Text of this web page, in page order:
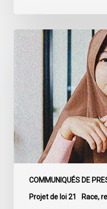
COMMUNIQUÉS DE
Projet de loi 21 Race,
L’ACLC
condamne
fermement
l’adoption
du
projet
de
loi
9
au